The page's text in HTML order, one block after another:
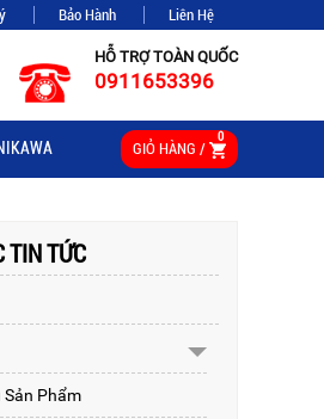
Bảo Hành Liên Hệ
HỖ TRỢ TOÀN QUỐC
0911653396
GIỎ HÀNG /
0
TIN TỨC
Sản Phẩm